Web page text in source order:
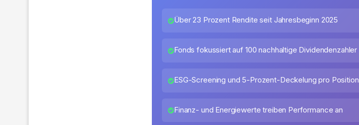
Über 23 Prozent Rendite seit Jahresbeginn 2025
Fonds fokussiert auf 100 nachhaltige Dividendenzahler
ESG-Screening und 5-Prozent-Deckelung pro Position
Finanz- und Energiewerte treiben Performance an